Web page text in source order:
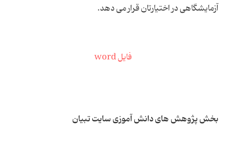
آزمایشگاهی در اختیارتان قرار می دهد.
فایل word
بخش پژوهش های دانش آموزی سایت تبیان